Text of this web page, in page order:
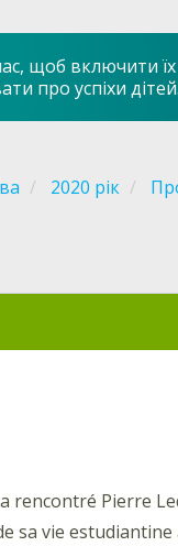
щоб включити
про успіхи дітей.
2020 рік
rencontré Pierre
sa vie estudiantine